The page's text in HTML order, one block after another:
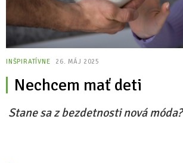
INŠPIRATÍVNE 26. MÁJ 2025
Nechcem mať deti
Stane sa z bezdetnosti nová móda?